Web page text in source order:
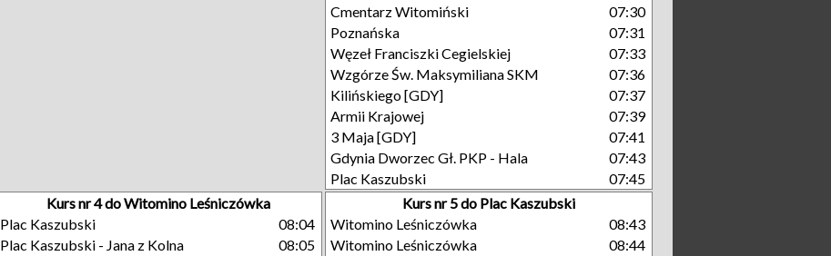
Cmentarz Witomiński
07:30
Poznańska
07:31
Węzeł Franciszki Cegielskiej
07:33
Wzgórze Św. Maksymiliana SKM
07:36
Kilińskiego [GDY]
07:37
Armii Krajowej
07:39
3 Maja [GDY]
07:41
Gdynia Dworzec Gł. PKP - Hala
07:43
Plac Kaszubski
07:45
Kurs nr 4 do Witomino Leśniczówka
Plac Kaszubski
08:04
Plac Kaszubski - Jana z Kolna
08:05
Kurs nr 5 do Plac Kaszubski
Witomino Leśniczówka
08:43
Witomino Leśniczówka
08:44